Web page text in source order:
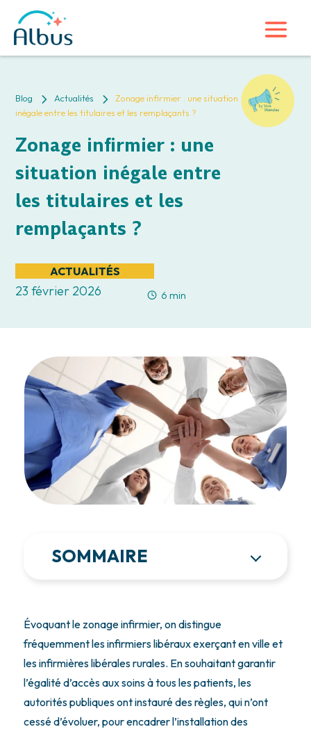
Blog 5 Actualités 5
Zonage infirmier : une situation
inégale entre les titulaires et les remplaçants ?
Zonage infirmier : une
situation inégale entre
les titulaires et les
remplaçants ?
ACTUALITÉS
23 février 2026 6 min
SOMMAIRE
Évoquant le zonage infirmier, on distingue
fréquemment les infirmiers libéraux exerçant en ville et
les infirmières libérales rurales. En souhaitant garantir
l’égalité d’accès aux soins à tous les patients, les
autorités publiques ont instauré des règles, qui n’ont
cessé d’évoluer, pour encadrer l’installation des